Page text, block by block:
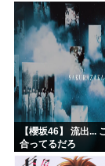
【櫻坂46】 流出...
合ってるだろ